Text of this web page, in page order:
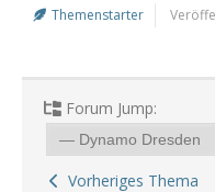
Themenstarter
Forum Jump:
Vorheriges Thema